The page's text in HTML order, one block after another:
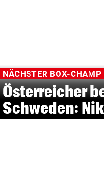
NÄCHSTER BOX-CHAMP
Österreicher
Schweden: